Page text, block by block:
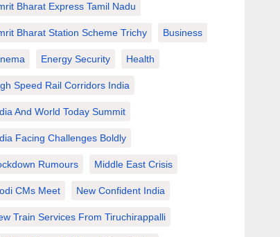
Bharat Express Tamil Nadu
Bharat Station Scheme Trichy Business
Energy Security Health
Speed Rail Corridors India
And World Today Summit
Facing Challenges Boldly
Rumours Middle East Crisis
CMs Meet New Confident India
Train Services From Tiruchirappalli